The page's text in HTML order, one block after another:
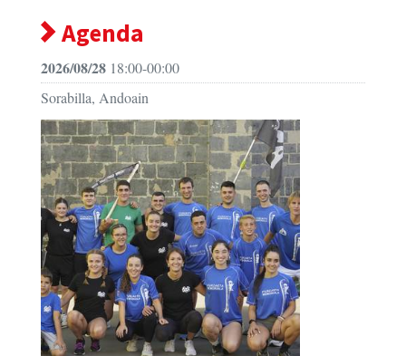
Agenda
2026/08/28 18:00-00:00
Sorabilla, Andoain